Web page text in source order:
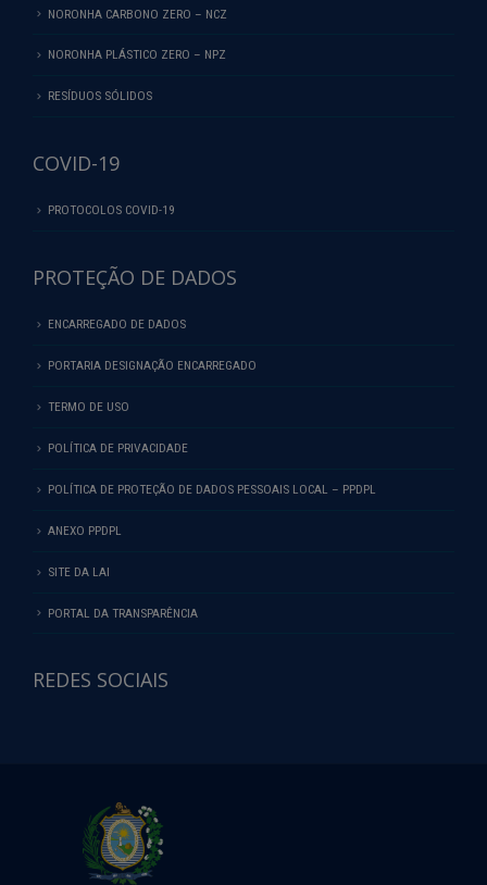
NORONHA CARBONO ZERO – NCZ
NORONHA PLÁSTICO ZERO – NPZ
RESÍDUOS SÓLIDOS
COVID-19
PROTOCOLOS COVID-19
PROTEÇÃO DE DADOS
ENCARREGADO DE DADOS
PORTARIA DESIGNAÇÃO ENCARREGADO
TERMO DE USO
POLÍTICA DE PRIVACIDADE
POLÍTICA DE PROTEÇÃO DE DADOS PESSOAIS LOCAL – PPDPL
ANEXO PPDPL
SITE DA LAI
PORTAL DA TRANSPARÊNCIA
REDES SOCIAIS